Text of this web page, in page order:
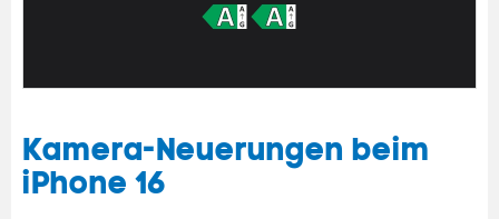
Kamera-Neuerungen beim
iPhone 16